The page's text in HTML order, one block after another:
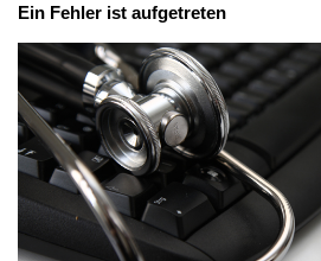
Ein Fehler ist aufgetreten